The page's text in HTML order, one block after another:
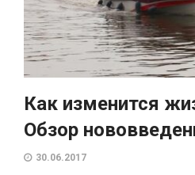
Как изменится
Обзор
30.06.2017